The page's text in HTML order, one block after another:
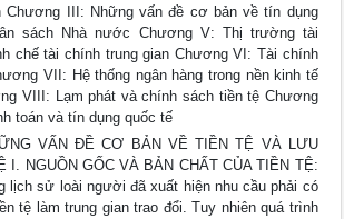
Chương III: Những vấn đề cơ bản về tín dụng
sách Nhà nước Chương V: Thị trường tài
chế tài chính trung gian Chương VI: Tài chính
VII: Hệ thống ngân hàng trong nền kinh tế
VIII: Lạm phát và chính sách tiền tệ Chương
toán và tín dụng quốc tế
VẤN ĐỀ CƠ BẢN VỀ TIỀN TỆ VÀ LƯU
I. NGUỒN GỐC VÀ BẢN CHẤT CỦA TIỀN TỆ:
lịch sử loài người đã xuất hiện nhu cầu phải có
tệ làm trung gian trao đổi. Tuy nhiên quá trình